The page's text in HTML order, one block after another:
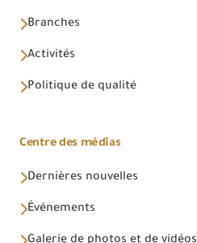
Branches
Activités
Politique de qualité
Centre des médias
Dernières nouvelles
Événements